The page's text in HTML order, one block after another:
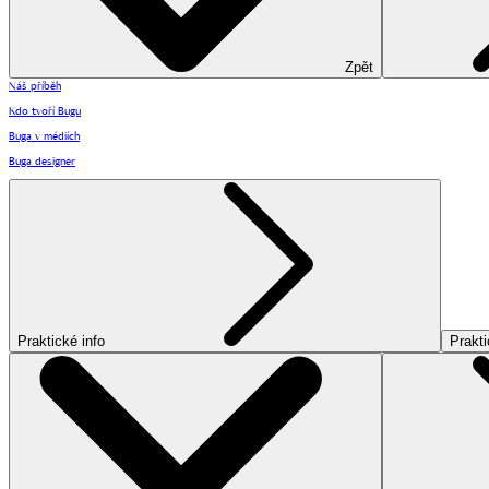
Zpět
Náš příběh
Kdo tvoří Bugu
Buga v médiích
Buga designer
Praktické info